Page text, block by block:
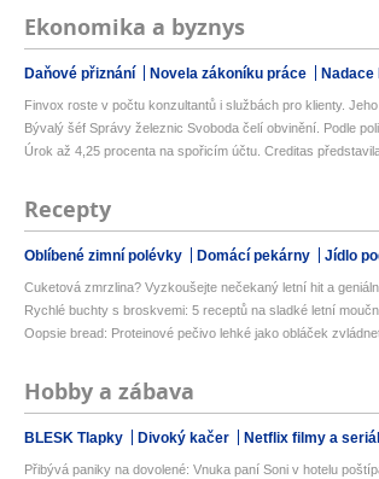
Ekonomika a byznys
Daňové přiznání Novela zákoníku práce Nadace
Finvox roste v počtu konzultantů i službách pro klienty. Jeho
Bývalý šéf Správy železnic Svoboda čelí obvinění. Podle
Úrok až 4,25 procenta na spořicím účtu. Creditas
Recepty
Oblíbené zimní polévky Domácí pekárny Jídlo
Cuketová zmrzlina? Vyzkoušejte nečekaný letní hit a
Rychlé buchty s broskvemi: 5 receptů na sladké letní
Oopsie bread: Proteinové pečivo lehké jako obláček
Hobby a zábava
BLESK Tlapky Divoký kačer Netflix filmy a
Přibývá paniky na dovolené: Vnuka paní Soni v hotelu